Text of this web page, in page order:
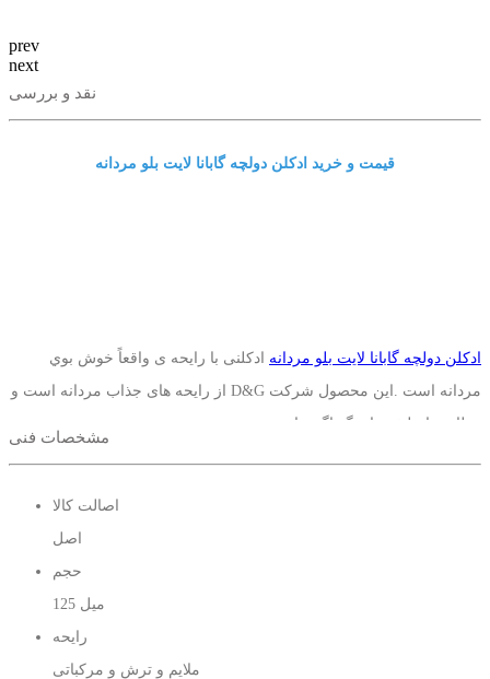
prev
next
نقد و بررسی
قیمت و خرید ادکلن دولچه گابانا لایت بلو مردانه
ادکلن دولچه گابانا لایت بلو مردانه ادکلنی با رايحه ی واقعاً خوش بوي
مردانه است .این محصول شرکت D&G از رایحه های جذاب مردانه است و
مطابق باسلیقه های گوناگون است.
توسط دولچه گابانا روانه بازار عطرها شده است. این عطر جذاب برای
مردان علاقه‌مند به عطرهای دولچه گابانا ساخته شده؛ مردان پُراحساس و
مدرنی که به خودشان می‌رسند و بدنشان را با ورزش‌های مختلف سالم نگه
می‌دارند. این عطر مردانه روایح ادویه‌ای، هوس‌انگیز و باطراوت مدیترانه‌ای
را درون خودش جای داده است و درنتیجه توانسته پس‌زمینه اغواگرانه
بی‌نقصی خلق کند.
مشخصات فنی
اصالت کالا
اصل
حجم
125 میل
رایحه
ملایم و ترش و مرکباتی